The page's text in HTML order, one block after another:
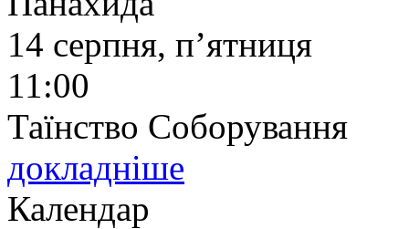
14 серпня, п’ятниця
11:00
Таїнство Соборування
докладніше
Календар